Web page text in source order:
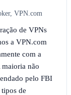
VPN.com
de VPNs
a VPN.com
com a
maioria não
pelo FBI
de